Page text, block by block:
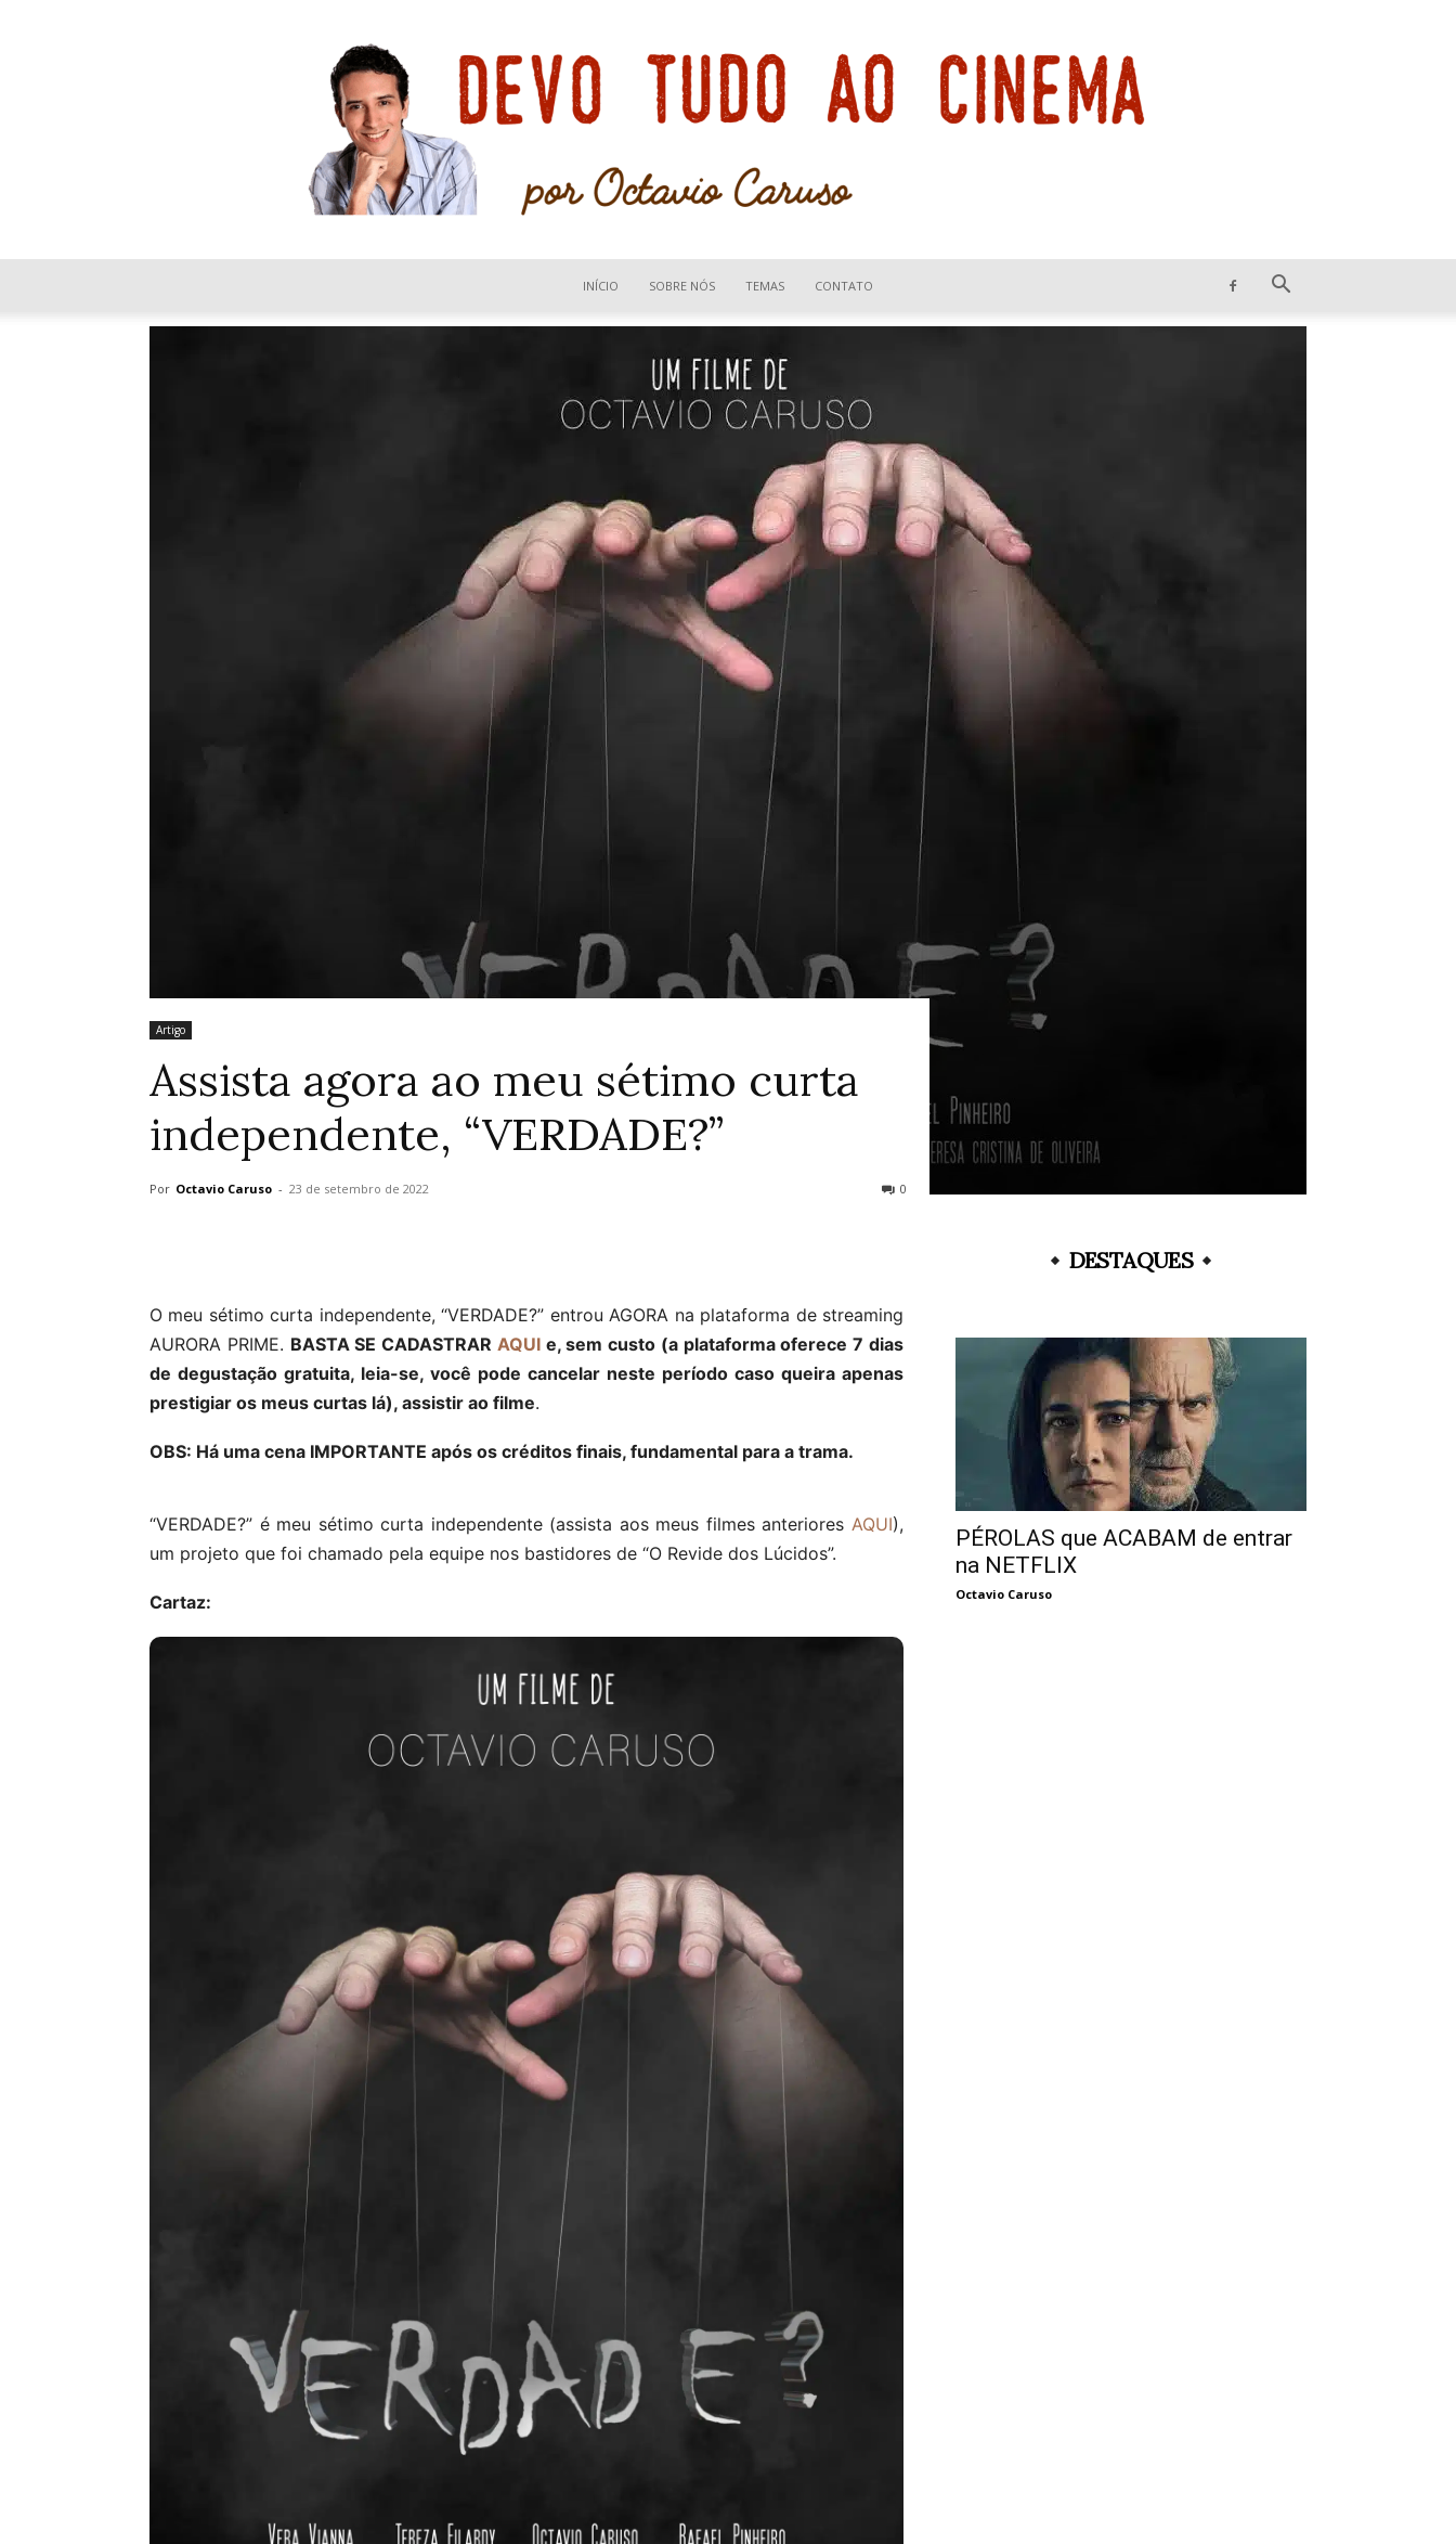
Devo
ao
Cinema
INÍCIO SOBRE NÓS TEMAS CONTATO
Artigo
Assista agora ao meu sétimo curta
independente, “VERDADE?”
Por Octavio Caruso - 23 de setembro de 2022 0
O meu sétimo curta independente, “VERDADE?” entrou AGORA na plataforma de streaming
AURORA PRIME. BASTA SE CADASTRAR AQUIe, sem custo (a plataforma oferece 7 dias
de degustação gratuita, leia-se, você pode cancelar neste período caso queira apenas
prestigiar os meus curtas lá), assistir ao filme.
OBS: Há uma cena IMPORTANTE após os créditos finais, fundamental para a trama.
“VERDADE?” é meu sétimo curta independente (assista aos meus filmes anteriores AQUI),
um projeto que foi chamado pela equipe nos bastidores de “O Revide dos Lúcidos”.
Cartaz:
DESTAQUES
PÉROLAS que ACABAM de entrar
na NETFLIX
Octavio Caruso